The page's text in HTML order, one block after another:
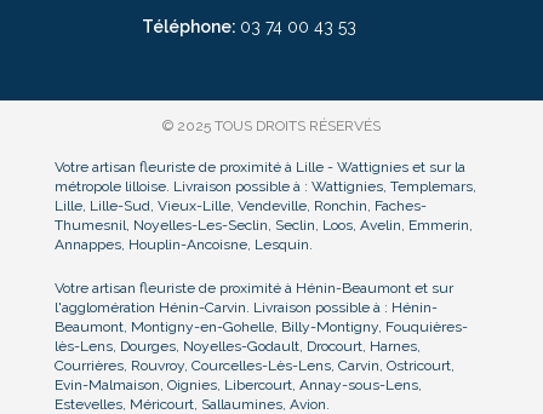
Téléphone: 03 74 00 43 53
© 2025 TOUS DROITS RÉSERVÉS
Votre artisan fleuriste de proximité à Lille - Wattignies et sur la
métropole lilloise. Livraison possible à : Wattignies, Templemars,
Lille, Lille-Sud, Vieux-Lille, Vendeville, Ronchin, Faches-
Thumesnil, Noyelles-Les-Seclin, Seclin, Loos, Avelin, Emmerin,
Annappes, Houplin-Ancoisne, Lesquin.
Votre artisan fleuriste de proximité à Hénin-Beaumont et sur
l'agglomération Hénin-Carvin. Livraison possible à : Hénin-
Beaumont, Montigny-en-Gohelle, Billy-Montigny, Fouquières-
lès-Lens, Dourges, Noyelles-Godault, Drocourt, Harnes,
Courrières, Rouvroy, Courcelles-Lès-Lens, Carvin, Ostricourt,
Evin-Malmaison, Oignies, Libercourt, Annay-sous-Lens,
Estevelles, Méricourt, Sallaumines, Avion.